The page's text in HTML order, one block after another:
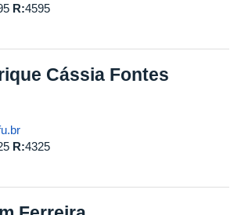
R:4595
Cássia Fontes
R:4325